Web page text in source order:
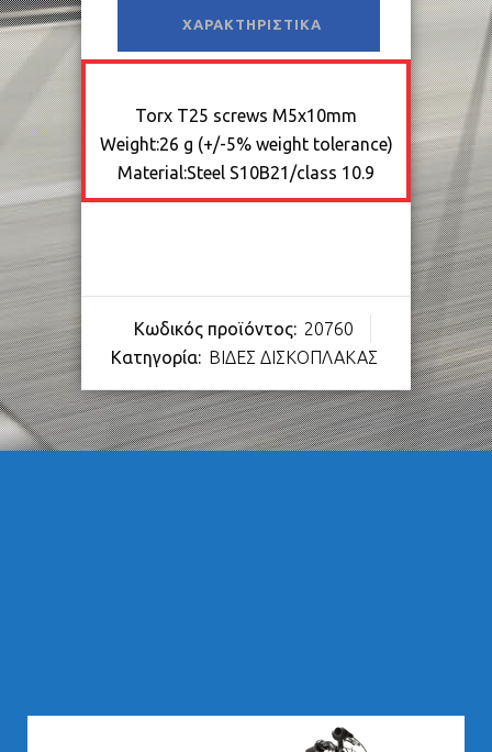
ΧΑΡΑΚΤΗΡΙΣΤΙΚΆ
Torx T25 screws M5x10mm
Weight:26 g (+/-5% weight tolerance)
Material:Steel S10B21/class 10.9
Κωδικός προϊόντος: 20760
Κατηγορία: ΒΙΔΕΣ ΔΙΣΚΟΠΛΑΚΑΣ